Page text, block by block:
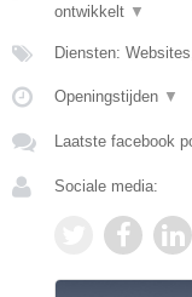
ontwikkelt ▼
Diensten:
Openingstijden ▼
Laatste facebook
Sociale media: